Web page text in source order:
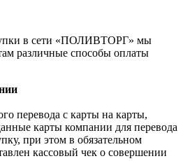
в сети «ПОЛИВТОРГ» мы
различные способы оплаты
перевода с карты на карты,
карты компании для перевода
при этом в обязательном
кассовый чек о совершении